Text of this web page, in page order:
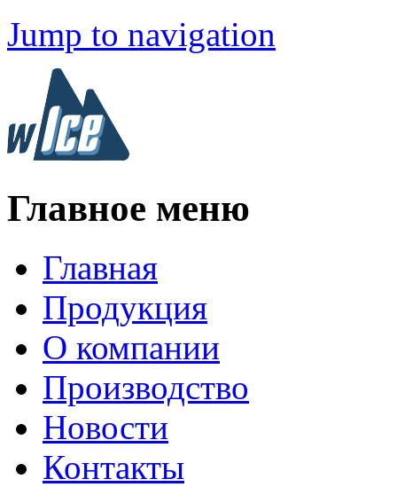
Jump to navigation
Главное меню
Главная
Продукция
О компании
Производство
Новости
Контакты